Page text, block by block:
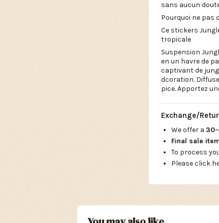
sans aucun
Pourquoi ne pas
Ce stickers
tropicale
Suspension
en un havre de
captivant de
dcoration.
pice. Apportez
Exchange/
We offer a 30-
Final sale
To process
Please click